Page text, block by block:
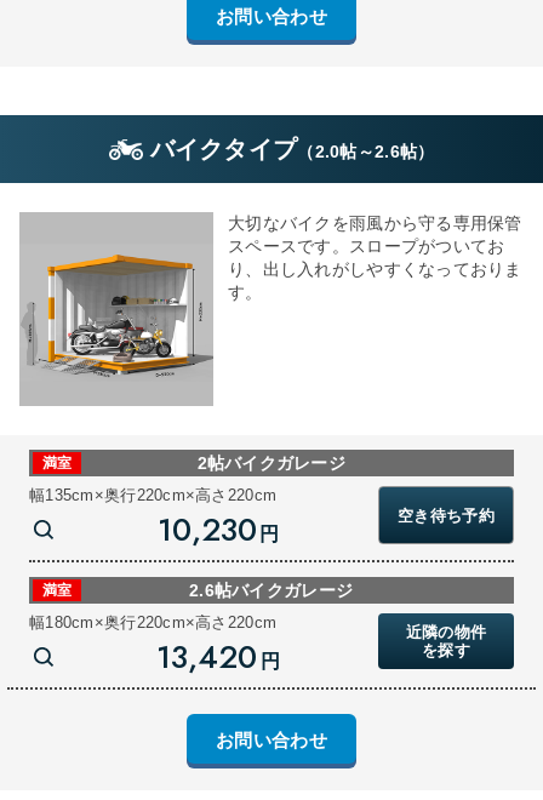
お問い合わせ
バイクタイプ （2.0帖～2.6帖）
大切なバイクを雨風から守る専用保管
スペースです。スロープがついてお
り、出し入れがしやすくなっておりま
す。
2帖バイクガレージ
幅135cm×奥行220cm×高さ220cm
満室
10,230 円
空き待ち予約
2.6帖バイクガレージ
幅180cm×奥行220cm×高さ220cm
満室
13,420 円
近隣の物件
を探す
お問い合わせ